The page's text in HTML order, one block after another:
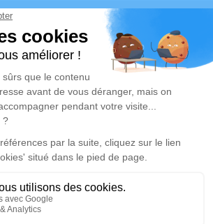
Devis obsèques
Devis prévoyance
Devis marbrerie
Marbrerie Bruno
la Libération - 83490 - Le Muy